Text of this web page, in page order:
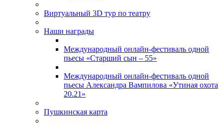
Виртуальный 3D тур по театру
Наши награды
Международный онлайн-фестиваль одной
пьесы «Старший сын – 55»
Международный онлайн-фестиваль одной
пьесы Александра Вампилова «Утиная охота
20.21»
Пушкинская карта